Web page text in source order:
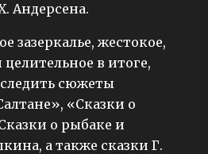
Андерсена.
зазеркалье, жестокое,
в итоге,
сюжеты
«Сказки о
о рыбаке и
а также сказки Г.